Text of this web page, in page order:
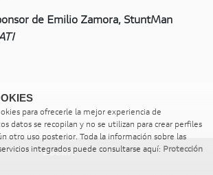
de Emilio Zamora, StuntMan
para ofrecerle la mejor experiencia de
datos se recopilan y no se utilizan para crear perfiles
otro uso posterior. Toda la información sobre las
integrados puede consultarse aquí: Protección